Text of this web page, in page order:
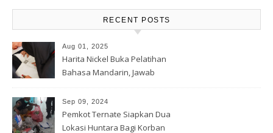
RECENT POSTS
Aug 01, 2025
Harita Nickel Buka Pelatihan
Bahasa Mandarin, Jawab
Sep 09, 2024
Pemkot Ternate Siapkan Dua
Lokasi Huntara Bagi Korban